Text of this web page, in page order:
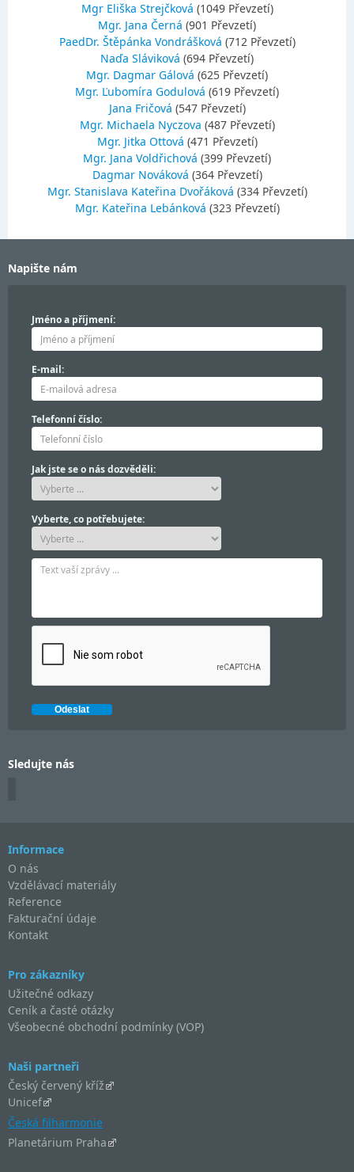
Mgr Eliška Strejčková (1049 Převzetí)
Mgr. Jana Černá (901 Převzetí)
PaedDr. Štěpánka Vondrášková (712 Převzetí)
Naďa Sláviková (694 Převzetí)
Mgr. Dagmar Gálová (625 Převzetí)
Mgr. Ľubomíra Godulová (619 Převzetí)
Jana Fričová (547 Převzetí)
Mgr. Michaela Nyczova (487 Převzetí)
Mgr. Jitka Ottová (471 Převzetí)
Mgr. Jana Voldřichová (399 Převzetí)
Dagmar Nováková (364 Převzetí)
Mgr. Stanislava Kateřina Dvořáková (334 Převzetí)
Mgr. Kateřina Lebánková (323 Převzetí)
Napište nám
Jméno a příjmení:
E-mail:
Telefonní číslo:
Jak jste se o nás dozvěděli:
Vyberte, co potřebujete:
Sledujte nás
Informace
O nás
Vzdělávací materiály
Reference
Fakturační údaje
Kontakt
Pro zákazníky
Užitečné odkazy
Ceník a časté otázky
Všeobecné obchodní podmínky (VOP)
Naši partneři
Český červený kříž
Unicef
Česká filharmonie
Planetárium Praha